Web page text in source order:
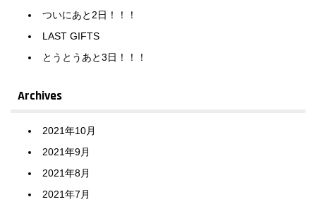
ついにあと2日！！！
LAST GIFTS
とうとうあと3日！！！
Archives
2021年10月
2021年9月
2021年8月
2021年7月